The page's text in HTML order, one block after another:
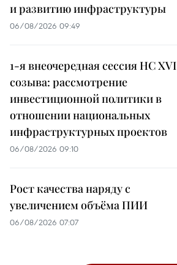
и развитию инфраструктуры
06/08/2026 09:49
1-я внеочередная сессия НС XVI
созыва: рассмотрение
инвестиционной политики в
отношении национальных
инфраструктурных проектов
06/08/2026 09:10
Рост качества наряду с
увеличением объёма ПИИ
06/08/2026 07:07